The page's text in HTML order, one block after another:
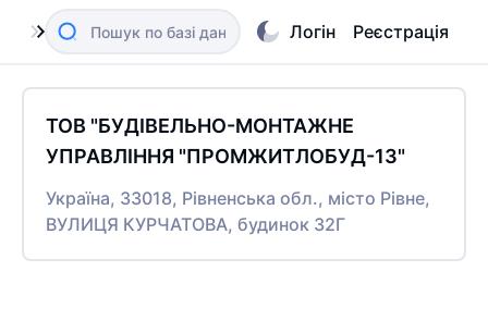
Логін Реєстрація
ТОВ "БУДІВЕЛЬНО-МОНТАЖНЕ
УПРАВЛІННЯ "ПРОМЖИТЛОБУД-13"
Україна, 33018, Рівненська обл., місто Рівне,
ВУЛИЦЯ КУРЧАТОВА, будинок 32Г